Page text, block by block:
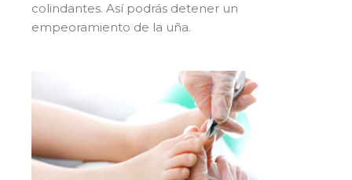
colindantes. Así podrás detener un
empeoramiento de la uña.